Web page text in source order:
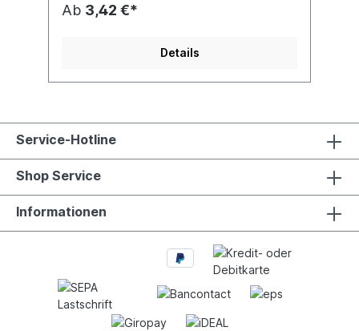
Ab 3,42 €*
Details
Service-Hotline
Shop Service
Informationen